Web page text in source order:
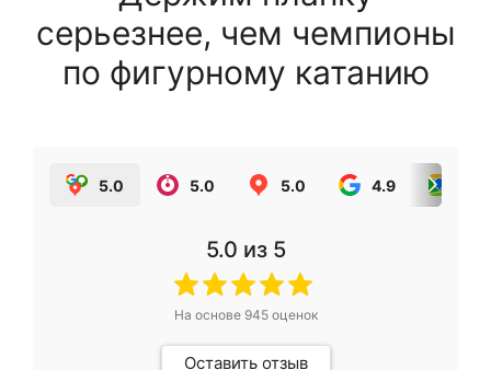
серьезнее, чем чемпионы
по фигурному катанию
5.0 5.0 5.0 4.9
5.0 из 5
На основе 945оценок
Оставить отзыв